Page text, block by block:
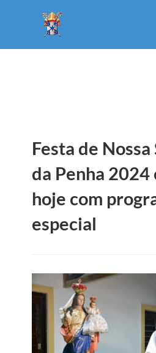
Festa de
da Penha 2024
hoje com
especial